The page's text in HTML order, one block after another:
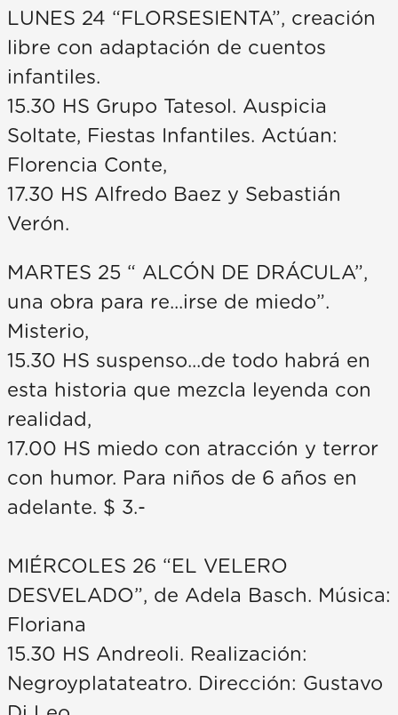
LUNES 24 “FLORSESIENTA”, creación
libre con adaptación de cuentos
infantiles.
15.30 HS Grupo Tatesol. Auspicia
Soltate, Fiestas Infantiles. Actúan:
Florencia Conte,
17.30 HS Alfredo Baez y Sebastián
Verón.
MARTES 25 “ ALCÓN DE DRÁCULA”,
una obra para re...irse de miedo”.
Misterio,
15.30 HS suspenso...de todo habrá en
esta historia que mezcla leyenda con
realidad,
17.00 HS miedo con atracción y terror
con humor. Para niños de 6 años en
adelante. $ 3.-
MIÉRCOLES 26 “EL VELERO
DESVELADO”, de Adela Basch. Música:
Floriana
15.30 HS Andreoli. Realización:
Negroyplatateatro. Dirección: Gustavo